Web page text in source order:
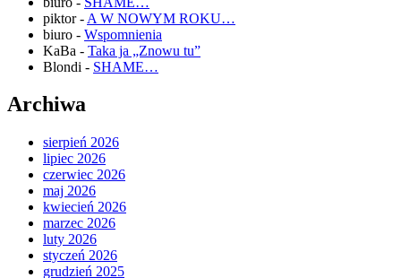
piktor- A W NOWYM ROKU…
biuro - Wspomnienia
KaBa - Taka ja „Znowu tu”
Blondi - SHAME…
Archiwa
sierpień 2026
lipiec 2026
czerwiec 2026
maj 2026
kwiecień 2026
marzec 2026
luty 2026
styczeń 2026
grudzień 2025